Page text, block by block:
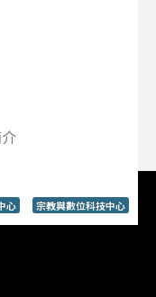
心 宗教與數位科技中心